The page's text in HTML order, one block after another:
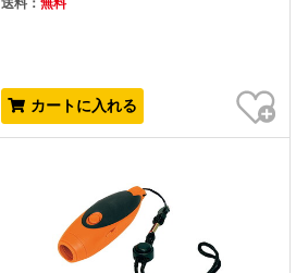
送料： 無料
カートに入れる
お気に入り